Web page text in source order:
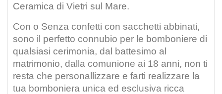
Ceramica di Vietri sul Mare.
Con o Senza confetti con sacchetti abbinati,
sono il perfetto connubio per le bomboniere di
qualsiasi cerimonia, dal battesimo al
matrimonio, dalla comunione ai 18 anni, non ti
resta che personallizzare e farti realizzare la
tua bomboniera unica ed esclusiva ricca